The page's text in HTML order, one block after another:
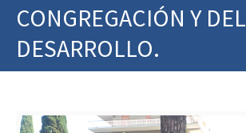
CONGREGACIÓN Y DEL
DESARROLLO.